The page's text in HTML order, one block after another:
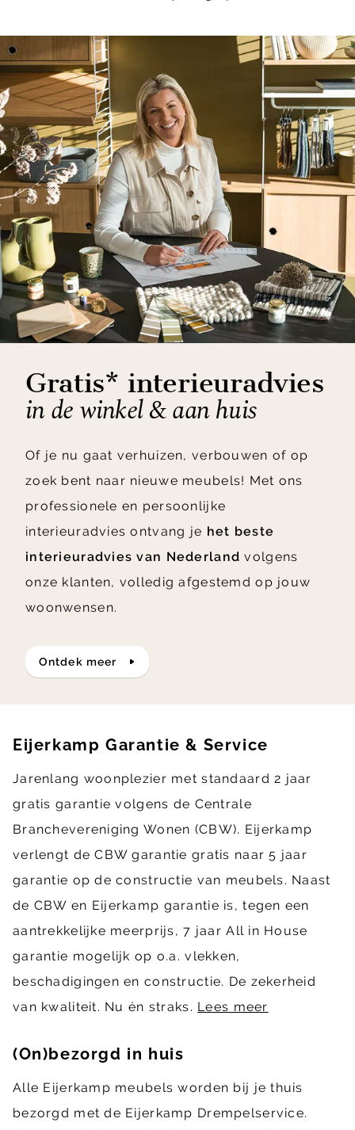
Gratis* interieuradvies
in de winkel & aan huis
Of je nu gaat verhuizen, verbouwen of op
zoek bent naar nieuwe meubels! Met ons
professionele en persoonlijke
interieuradvies ontvang je het beste
interieuradvies van Nederland volgens
onze klanten, volledig afgestemd op jouw
woonwensen.
ontdek meer
Eijerkamp Garantie & Service
Jarenlang woonplezier met standaard 2 jaar
gratis garantie volgens de Centrale
Branchevereniging Wonen (CBW). Eijerkamp
verlengt de CBW garantie gratis naar 5 jaar
garantie op de constructie van meubels. Naast
de CBW en Eijerkamp garantie is, tegen een
aantrekkelijke meerprijs, 7 jaar All in House
garantie mogelijk op o.a. vlekken,
beschadigingen en constructie. De zekerheid
van kwaliteit. Nu én straks. Lees meer
(On)bezorgd in huis
Alle Eijerkamp meubels worden bij je thuis
bezorgd met de Eijerkamp Drempelservice.